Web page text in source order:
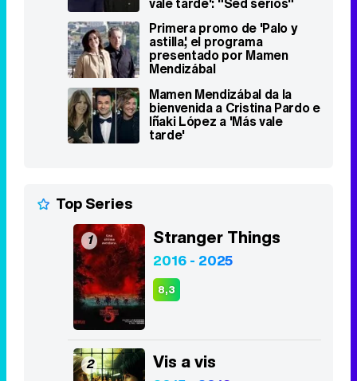
Primera promo de 'Palo y
astilla', el programa
presentado por Mamen
Mendizábal
Mamen Mendizábal da la
bienvenida a Cristina Pardo e
Iñaki López a 'Más vale
tarde'
Top Series
1 Stranger Things
2016 - 2025
8,3
2 Vis a vis